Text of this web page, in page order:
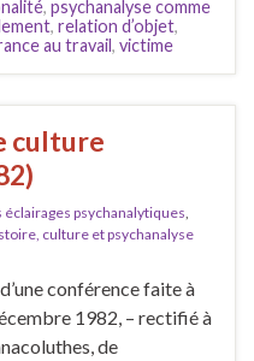
, psychanalyse comme
, relation d’objet,
au travail, victime
culture
éclairages psychanalytiques
culture et psychanalyse
conférence faite à
1982, – rectifié à
de